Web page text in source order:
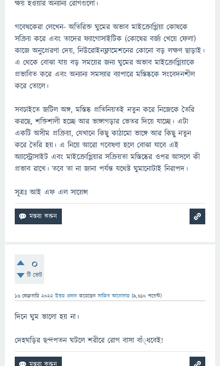
ক্ষয় হওয়ার অন্যান্য রোগগুলো।
গবেষকেরা লেখেন- অতিরিক্ত ঘুমের অভাব মাইক্রোগ্লিয়া কোষকে
সক্রিয় করে এবং তাদের ফ্যাগোসাইটিক (কোষের বর্জ্য খেয়ে ফেলা)
কাজে অনুপ্রেরণা দেয়, নিউরোইনফ্লামেশনের কোনো বড় লক্ষণ ছাড়াই।
এ থেকে বোঝা যায় বড় সময়ের জন্য ঘুমের অভাব মাইক্রোগ্লিয়াকে
প্রভাবিত করে এবং অন্যান্য সমস্যার ব্যাপারে মস্তিষ্ককে সংবেদনশীল
করে তোলে।
সবচাইতে জটিল অঙ্গ, মস্তিষ্ক প্রতিনিয়তই নতুন করে নিজেকে তৈরি
করছে, শক্তিশালী হচ্ছে আর ভাঙ্গাগড়ার ভেতর দিয়ে যাচ্ছে। এটা
একটি অসীম প্রক্রিয়া, যেখানে কিছু কাঠামো ভাঙ্গে আর কিছু নতুন
করে তৈরি হয়। এ নিয়ে আরো গবেষণা হলে বোঝা যাবে এই
অ্যাস্ট্রোসাইট এবং মাইক্রোগ্লিয়ার সক্রিয়তা মস্তিষ্কের ওপর আসলে কী
প্রভাব রাখে। তবে তা না জানা পর্যন্ত যথেষ্ট ঘুমানোটাই নিরাপদ।
সূত্রঃ আই এফ এল সায়েন্স
0
টি ভোট
16 ফেব্রুয়ারি 2022 উত্তর প্রদান করেছেনসাকিব আনোয়ার (9,610 পয়েন্ট)
দিনে ঘুম ভালো হয় না।
দেহঘড়ির ছন্দপতন ঘটলে শরীরে রোগ বাসা বাঁ্ধবেই!